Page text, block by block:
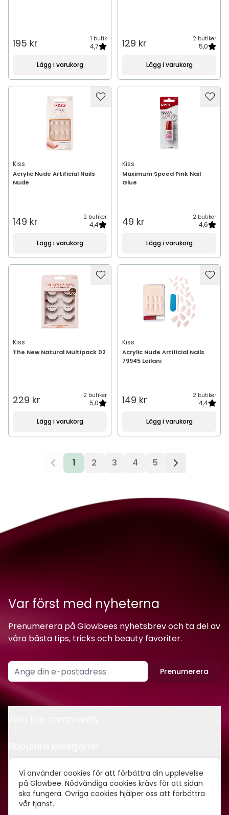
Vi använder cookies för att förbättra din upplevelse
på Glowbee. Nödvändiga cookies krävs för att sidan
ska fungera. Övriga cookies hjälper oss att förbättra
vår tjänst.
195 kr 1 butik
4,7
Lägg i varukorg
129 kr 2 butiker
5,0
Lägg i varukorg
Kiss
Acrylic Nude Artificial Nails
Nude
149 kr 2 butiker
4,4
Lägg i varukorg
Kiss
Maximum Speed Pink Nail
Glue
49 kr 2 butiker
4,6
Lägg i varukorg
Kiss
The New Natural Multipack 02
229 kr 2 butiker
5,0
Lägg i varukorg
Kiss
Acrylic Nude Artificial Nails
79945 Leilani
149 kr 2 butiker
4,4
Lägg i varukorg
1 2 3 4 5
Var först med nyheterna
Prenumerera på Glowbees nyhetsbrev och ta del av
våra bästa tips, tricks och beauty favoriter.
Prenumerera
Kontakt
Om oss